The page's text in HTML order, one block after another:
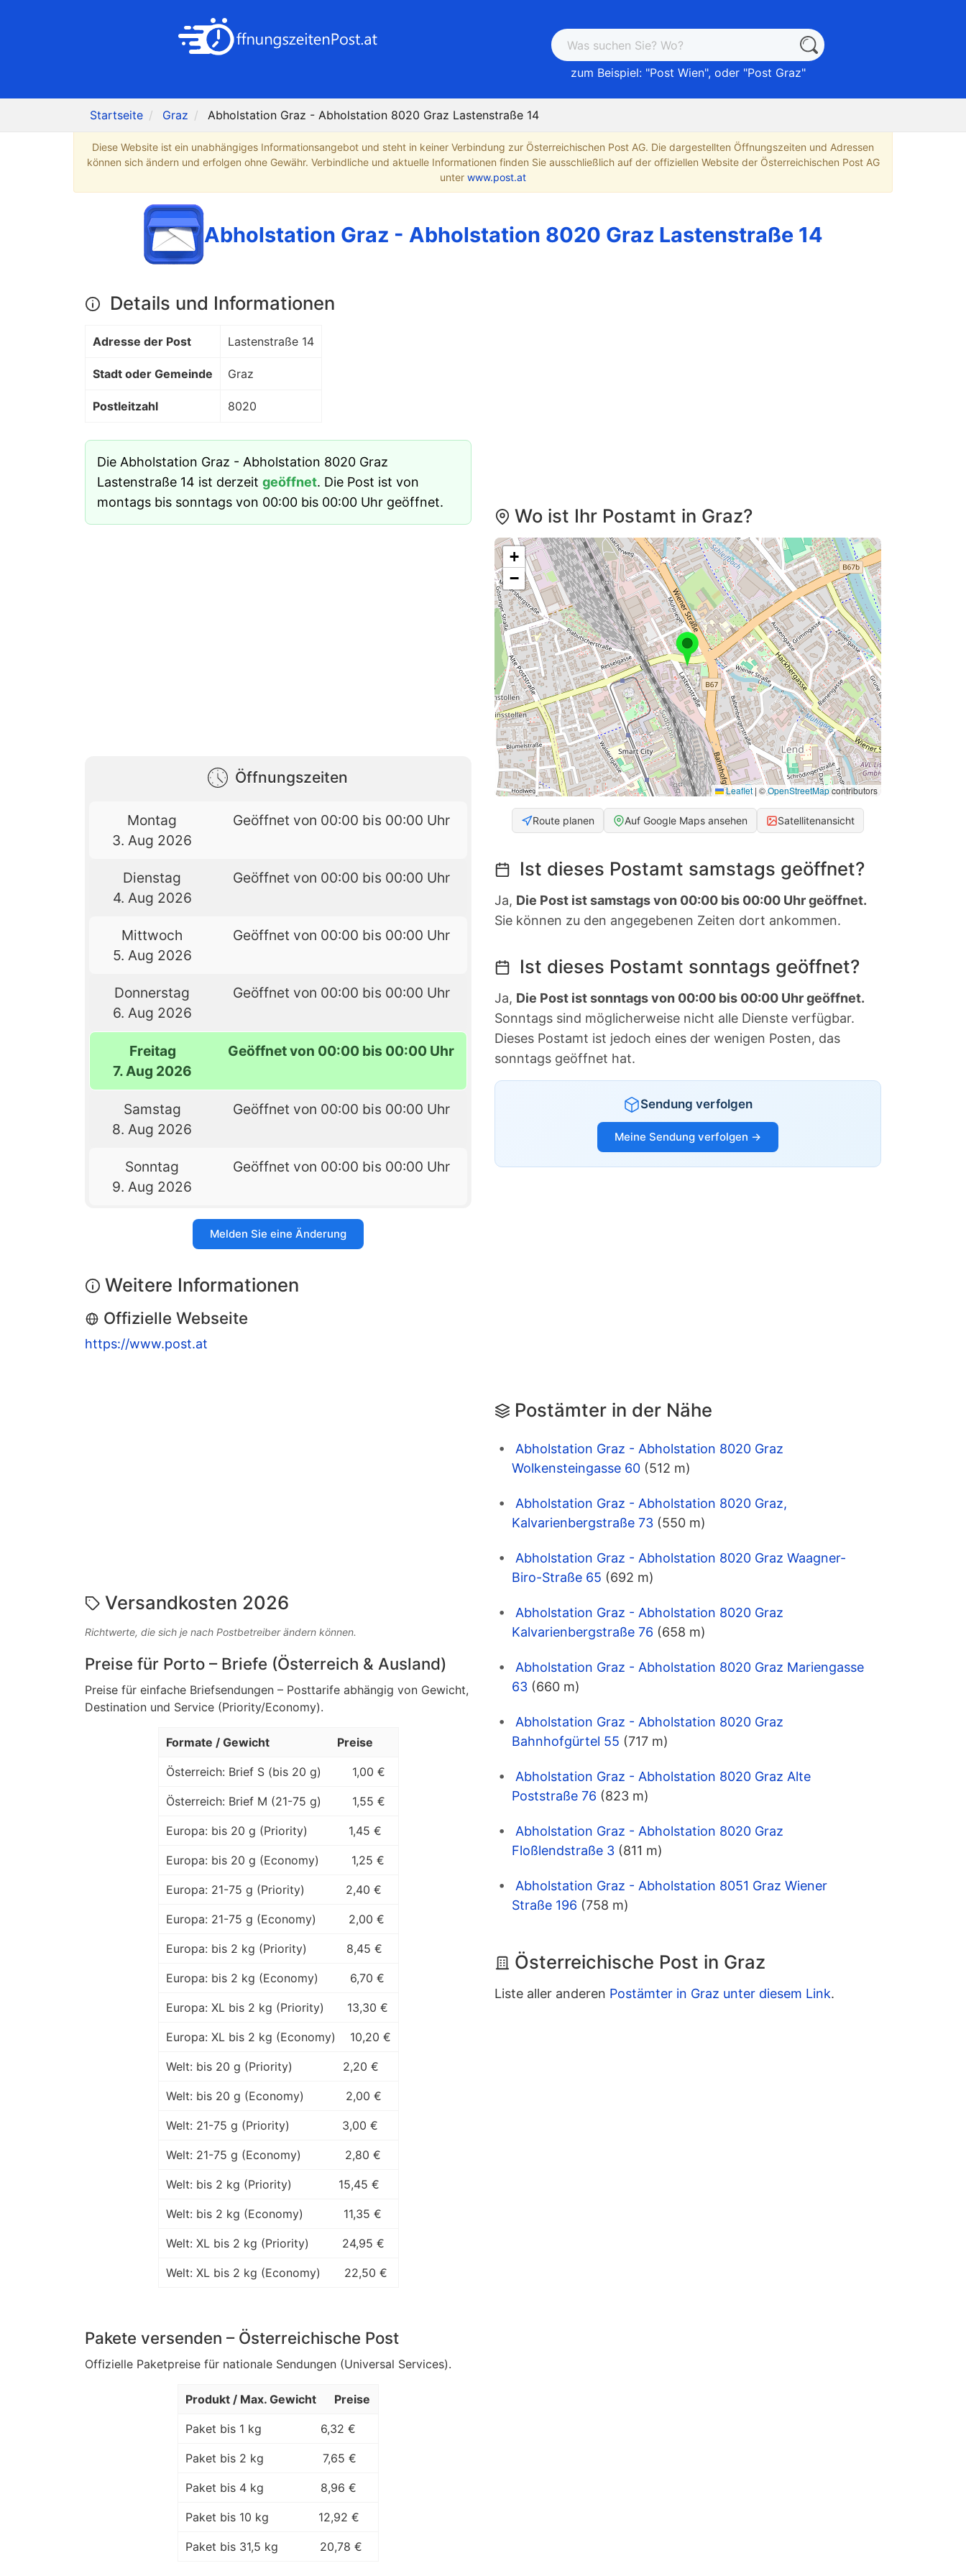
zum Beispiel: "Post Wien", oder "Post Graz"
Startseite Graz Abholstation Graz - Abholstation 8020 Graz Lastenstraße 14
Diese Website ist ein unabhängiges Informationsangebot und steht in keiner Verbindung zur Österreichischen Post AG. Die dargestellten Öffnungszeiten und Adressen
können sich ändern und erfolgen ohne Gewähr. Verbindliche und aktuelle Informationen finden Sie ausschließlich auf der offiziellen Website der Österreichischen Post AG
unter www.post.at
Abholstation Graz - Abholstation 8020 Graz Lastenstraße 14
Details und Informationen
Adresse der Post Lastenstraße 14
Stadt oder Gemeinde Graz
Postleitzahl 8020
Die Abholstation Graz - Abholstation 8020 Graz
Lastenstraße 14 ist derzeit geöffnet. Die Post ist von
montags bis sonntags von 00:00 bis 00:00 Uhr geöffnet.
Öffnungszeiten
Montag
3. Aug 2026
Geöffnet von 00:00 bis 00:00 Uhr
Dienstag
4. Aug 2026
Geöffnet von 00:00 bis 00:00 Uhr
Mittwoch
5. Aug 2026
Geöffnet von 00:00 bis 00:00 Uhr
Donnerstag
6. Aug 2026
Geöffnet von 00:00 bis 00:00 Uhr
Freitag
7. Aug 2026
Geöffnet von 00:00 bis 00:00 Uhr
Samstag
8. Aug 2026
Geöffnet von 00:00 bis 00:00 Uhr
Sonntag
9. Aug 2026
Geöffnet von 00:00 bis 00:00 Uhr
Melden Sie eine Änderung
Weitere Informationen
Offizielle Webseite
https://www.post.at
Versandkosten 2026
Richtwerte, die sich je nach Postbetreiber ändern können.
Preise für Porto – Briefe (Österreich & Ausland)
Preise für einfache Briefsendungen – Posttarife abhängig von Gewicht,
Destination und Service (Priority/Economy).
Formate / Gewicht Preise
Österreich: Brief S (bis 20 g) 1,00 €
Österreich: Brief M (21-75 g) 1,55 €
Europa: bis 20 g (Priority) 1,45 €
Europa: bis 20 g (Economy) 1,25 €
Europa: 21-75 g (Priority) 2,40 €
Europa: 21-75 g (Economy) 2,00 €
Europa: bis 2 kg (Priority) 8,45 €
Europa: bis 2 kg (Economy) 6,70 €
Europa: XL bis 2 kg (Priority) 13,30 €
Europa: XL bis 2 kg (Economy) 10,20 €
Welt: bis 20 g (Priority) 2,20 €
Welt: bis 20 g (Economy) 2,00 €
Welt: 21-75 g (Priority) 3,00 €
Welt: 21-75 g (Economy) 2,80 €
Welt: bis 2 kg (Priority) 15,45 €
Welt: bis 2 kg (Economy) 11,35 €
Welt: XL bis 2 kg (Priority) 24,95 €
Welt: XL bis 2 kg (Economy) 22,50 €
Pakete versenden – Österreichische Post
Offizielle Paketpreise für nationale Sendungen (Universal Services).
Produkt / Max. Gewicht Preise
Paket bis 1 kg 6,32 €
Paket bis 2 kg 7,65 €
Paket bis 4 kg 8,96 €
Paket bis 10 kg 12,92 €
Paket bis 31,5 kg 20,78 €
Wo ist Ihr Postamt in Graz?
+
−
Leaflet | ©OpenStreetMapcontributors
Route planen Auf Google Maps ansehen Satellitenansicht
Ist dieses Postamt samstags geöffnet?
Ja, Die Post ist samstags von 00:00 bis 00:00 Uhr geöffnet.
Sie können zu den angegebenen Zeiten dort ankommen.
Ist dieses Postamt sonntags geöffnet?
Ja, Die Post ist sonntags von 00:00 bis 00:00 Uhr geöffnet.
Sonntags sind möglicherweise nicht alle Dienste verfügbar.
Dieses Postamt ist jedoch eines der wenigen Posten, das
sonntags geöffnet hat.
Sendung verfolgen
Meine Sendung verfolgen →
Postämter in der Nähe
Abholstation Graz - Abholstation 8020 Graz
Wolkensteingasse 60 (512 m)
Abholstation Graz - Abholstation 8020 Graz,
Kalvarienbergstraße 73 (550 m)
Abholstation Graz - Abholstation 8020 Graz Waagner-
Biro-Straße 65 (692 m)
Abholstation Graz - Abholstation 8020 Graz
Kalvarienbergstraße 76 (658 m)
Abholstation Graz - Abholstation 8020 Graz Mariengasse
63 (660 m)
Abholstation Graz - Abholstation 8020 Graz
Bahnhofgürtel 55 (717 m)
Abholstation Graz - Abholstation 8020 Graz Alte
Poststraße 76 (823 m)
Abholstation Graz - Abholstation 8020 Graz
Floßlendstraße 3 (811 m)
Abholstation Graz - Abholstation 8051 Graz Wiener
Straße 196 (758 m)
Österreichische Post in Graz
Liste aller anderen Postämter in Graz unter diesem Link.